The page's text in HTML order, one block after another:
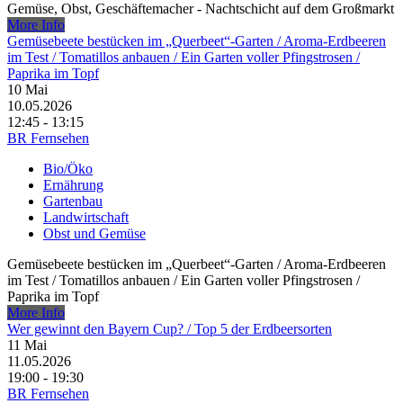
Gemüse, Obst, Geschäftemacher - Nachtschicht auf dem Großmarkt
More Info
Gemüsebeete bestücken im „Querbeet“-Garten /​ Aroma-Erdbeeren
im Test /​ Tomatillos anbauen /​ Ein Garten voller Pfingstrosen /​
Paprika im Topf
10 Mai
10.05.2026
12:45 - 13:15
BR Fernsehen
Bio/Öko
Ernährung
Gartenbau
Landwirtschaft
Obst und Gemüse
Gemüsebeete bestücken im „Querbeet“-Garten /​ Aroma-Erdbeeren
im Test /​ Tomatillos anbauen /​ Ein Garten voller Pfingstrosen /​
Paprika im Topf
More Info
Wer gewinnt den Bayern Cup? /​ Top 5 der Erdbeersorten
11 Mai
11.05.2026
19:00 - 19:30
BR Fernsehen